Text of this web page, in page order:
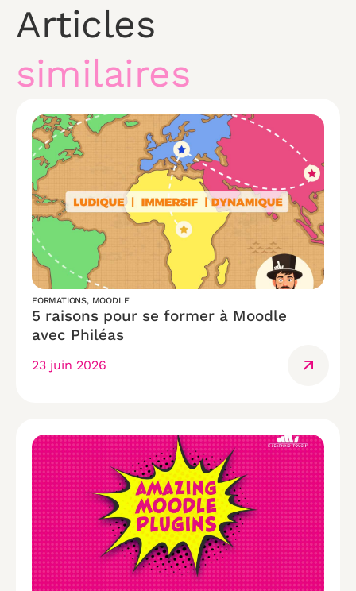
Articles
similaires
FORMATIONS, MOODLE
5 raisons pour se former à Moodle
avec Philéas
23 juin 2026